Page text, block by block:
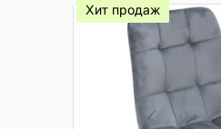
Хит продаж